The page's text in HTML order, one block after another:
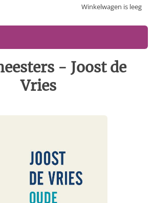
Winkelwagen is leeg
- Joost de
Vries